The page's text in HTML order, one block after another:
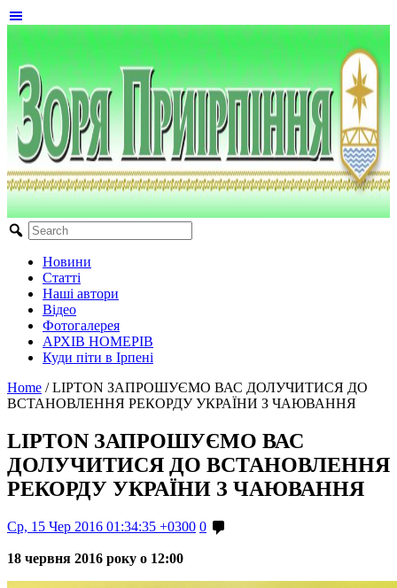
Новини
Статті
Наші автори
Відео
Фотогалерея
АРХІВ НОМЕРІВ
Куди піти в Ірпені
Home / LIPTON ЗАПРОШУЄМО ВАС ДОЛУЧИТИСЯ ДО
ВСТАНОВЛЕННЯ РЕКОРДУ УКРАЇНИ З ЧАЮВАННЯ
LIPTON ЗАПРОШУЄМО ВАС
ДОЛУЧИТИСЯ ДО ВСТАНОВЛЕННЯ
РЕКОРДУ УКРАЇНИ З ЧАЮВАННЯ
Ср, 15 Чер 2016 01:34:35 +0300 0
18 червня 2016 року о 12:00